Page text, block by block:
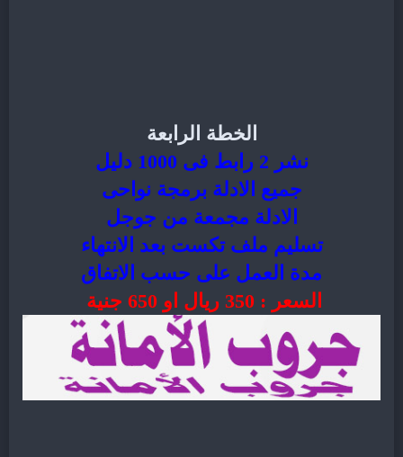
الخطة الرابعة
نشر 2 رابط فى 1000 دليل
جميع الادلة برمجة نواحى
الادلة مجمعة من جوجل
تسليم ملف تكست بعد الانتهاء
مدة العمل على حسب الاتفاق
السعر : 350 ريال او 650 جنية